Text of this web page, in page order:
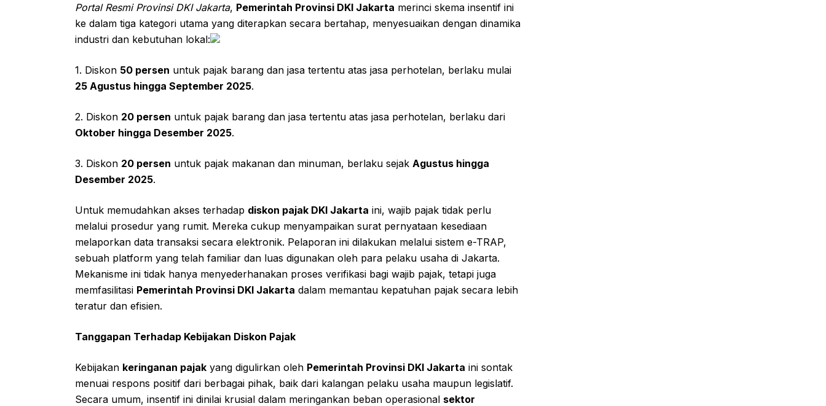
Portal Resmi Provinsi DKI Jakarta, Pemerintah Provinsi DKI Jakarta merinci skema insentif ini
ke dalam tiga kategori utama yang diterapkan secara bertahap, menyesuaikan dengan dinamika
industri dan kebutuhan lokal:
1. Diskon 50 persen untuk pajak barang dan jasa tertentu atas jasa perhotelan, berlaku mulai
25 Agustus hingga September 2025.
2. Diskon 20 persen untuk pajak barang dan jasa tertentu atas jasa perhotelan, berlaku dari
Oktober hingga Desember 2025.
3. Diskon 20 persen untuk pajak makanan dan minuman, berlaku sejak Agustus hingga
Desember 2025.
Untuk memudahkan akses terhadap diskon pajak DKI Jakarta ini, wajib pajak tidak perlu
melalui prosedur yang rumit. Mereka cukup menyampaikan surat pernyataan kesediaan
melaporkan data transaksi secara elektronik. Pelaporan ini dilakukan melalui sistem e-TRAP,
sebuah platform yang telah familiar dan luas digunakan oleh para pelaku usaha di Jakarta.
Mekanisme ini tidak hanya menyederhanakan proses verifikasi bagi wajib pajak, tetapi juga
memfasilitasi Pemerintah Provinsi DKI Jakarta dalam memantau kepatuhan pajak secara lebih
teratur dan efisien.
Tanggapan Terhadap Kebijakan Diskon Pajak
Kebijakan keringanan pajak yang digulirkan oleh Pemerintah Provinsi DKI Jakarta ini sontak
menuai respons positif dari berbagai pihak, baik dari kalangan pelaku usaha maupun legislatif.
Secara umum, insentif ini dinilai krusial dalam meringankan beban operasional sektor